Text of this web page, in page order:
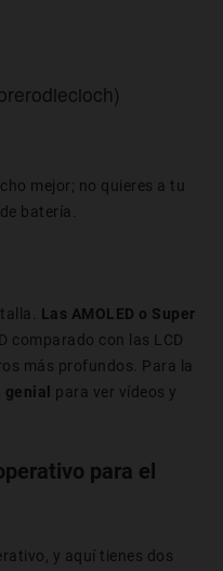
mejor; no quieres a tu
batería.
Las AMOLED o Super
comparado con las LCD
más profundos. Para la
genial para ver vídeos y
para el
y aquí tienes dos